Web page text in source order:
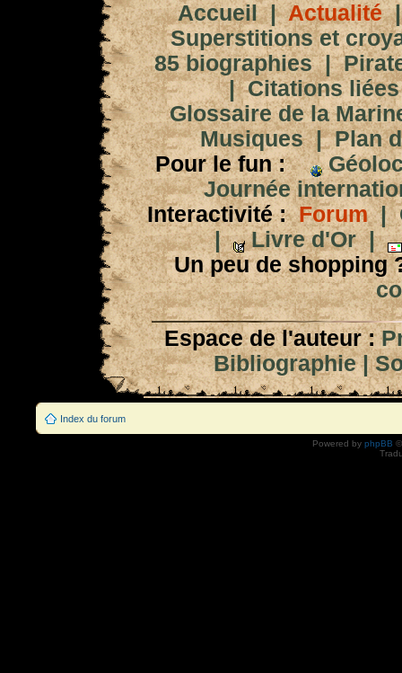
Accueil|Actualité
Superstitions et
85 biographies|
|Citations
Glossaire de la
Musiques|Plan
Pour le fun :
Journée
Interactivité : Forum|
|
Livre d'Or|
Un peu de shopping
Espace de l'auteur :
Bibliographie|
Index du forum
Powered by phpBB